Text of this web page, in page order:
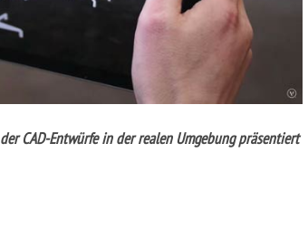
CAD-Entwürfe in der realen Umgebung präsentiert